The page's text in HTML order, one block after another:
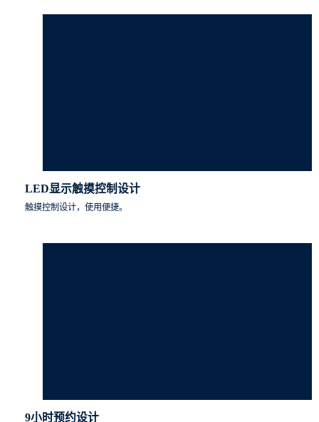
LED显示触摸控制设计
触摸控制设计，使用便捷。
9小时预约设计